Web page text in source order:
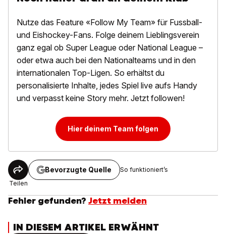
Nutze das Feature «Follow My Team» für Fussball-
und Eishockey-Fans. Folge deinem Lieblingsverein
ganz egal ob Super League oder National League –
oder etwa auch bei den Nationalteams und in den
internationalen Top-Ligen. So erhältst du
personalisierte Inhalte, jedes Spiel live aufs Handy
und verpasst keine Story mehr. Jetzt followen!
Hier deinem Team folgen
Teilen
Bevorzugte Quelle So funktioniert’s
Fehler gefunden? Jetzt melden
IN DIESEM ARTIKEL ERWÄHNT